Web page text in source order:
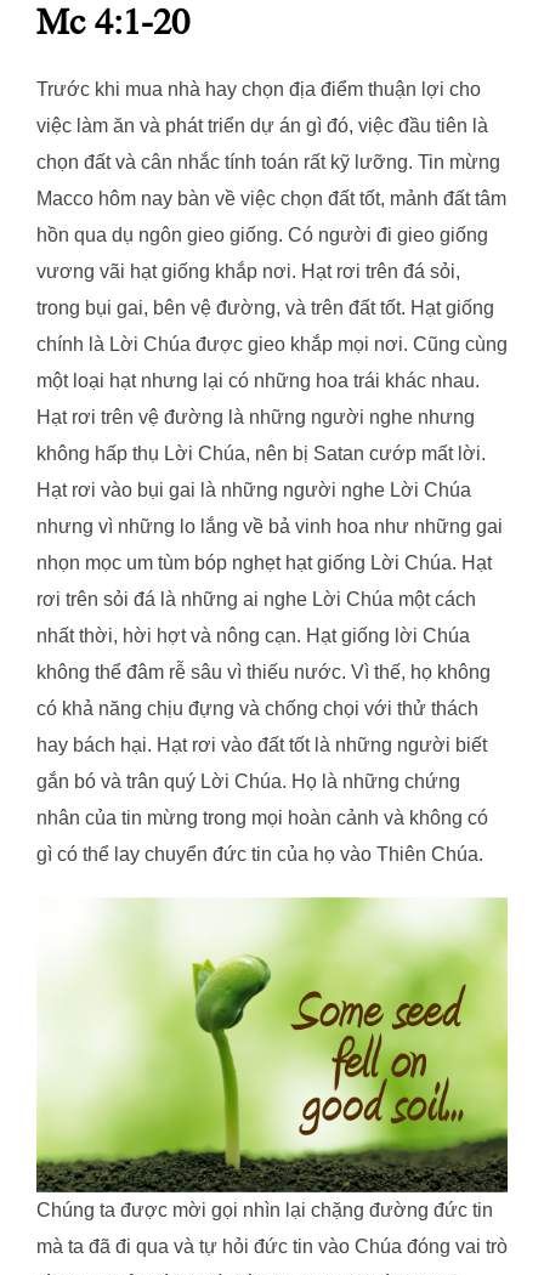
Mc 4:1-20
Trước khi mua nhà hay chọn địa điểm thuận lợi cho
việc làm ăn và phát triển dự án gì đó, việc đầu tiên là
chọn đất và cân nhắc tính toán rất kỹ lưỡng. Tin mừng
Macco hôm nay bàn về việc chọn đất tốt, mảnh đất tâm
hồn qua dụ ngôn gieo giống. Có người đi gieo giống
vương vãi hạt giống khắp nơi. Hạt rơi trên đá sỏi,
trong bụi gai, bên vệ đường, và trên đất tốt. Hạt giống
chính là Lời Chúa được gieo khắp mọi nơi. Cũng cùng
một loại hạt nhưng lại có những hoa trái khác nhau.
Hạt rơi trên vệ đường là những người nghe nhưng
không hấp thụ Lời Chúa, nên bị Satan cướp mất lời.
Hạt rơi vào bụi gai là những người nghe Lời Chúa
nhưng vì những lo lắng về bả vinh hoa như những gai
nhọn mọc um tùm bóp nghẹt hạt giống Lời Chúa. Hạt
rơi trên sỏi đá là những ai nghe Lời Chúa một cách
nhất thời, hời hợt và nông cạn. Hạt giống lời Chúa
không thể đâm rễ sâu vì thiếu nước. Vì thế, họ không
có khả năng chịu đựng và chống chọi với thử thách
hay bách hại. Hạt rơi vào đất tốt là những người biết
gắn bó và trân quý Lời Chúa. Họ là những chứng
nhân của tin mừng trong mọi hoàn cảnh và không có
gì có thể lay chuyển đức tin của họ vào Thiên Chúa.
Chúng ta được mời gọi nhìn lại chặng đường đức tin
mà ta đã đi qua và tự hỏi đức tin vào Chúa đóng vai trò